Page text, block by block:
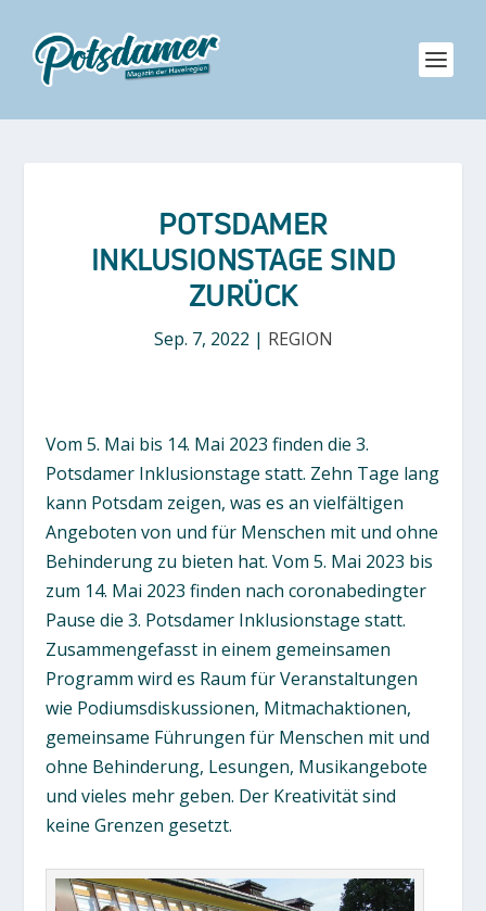
POTSDAMER
INKLUSIONSTAGE SIND
ZURÜCK
Sep. 7, 2022 | REGION
Vom 5. Mai bis 14. Mai 2023 finden die 3.
Potsdamer Inklusionstage statt. Zehn Tage lang
kann Potsdam zeigen, was es an vielfältigen
Angeboten von und für Menschen mit und ohne
Behinderung zu bieten hat. Vom 5. Mai 2023 bis
zum 14. Mai 2023 finden nach coronabedingter
Pause die 3. Potsdamer Inklusionstage statt.
Zusammengefasst in einem gemeinsamen
Programm wird es Raum für Veranstaltungen
wie Podiumsdiskussionen, Mitmachaktionen,
gemeinsame Führungen für Menschen mit und
ohne Behinderung, Lesungen, Musikangebote
und vieles mehr geben. Der Kreativität sind
keine Grenzen gesetzt.